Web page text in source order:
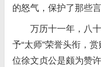
的怒气，保护了那些言
万历十一年，八十
予“太师”荣誉头衔，赏
位徐文贞公是颇为赞